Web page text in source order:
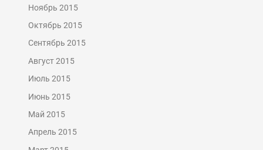
Ноябрь 2015
Октябрь 2015
Сентябрь 2015
Август 2015
Июль 2015
Июнь 2015
Май 2015
Апрель 2015